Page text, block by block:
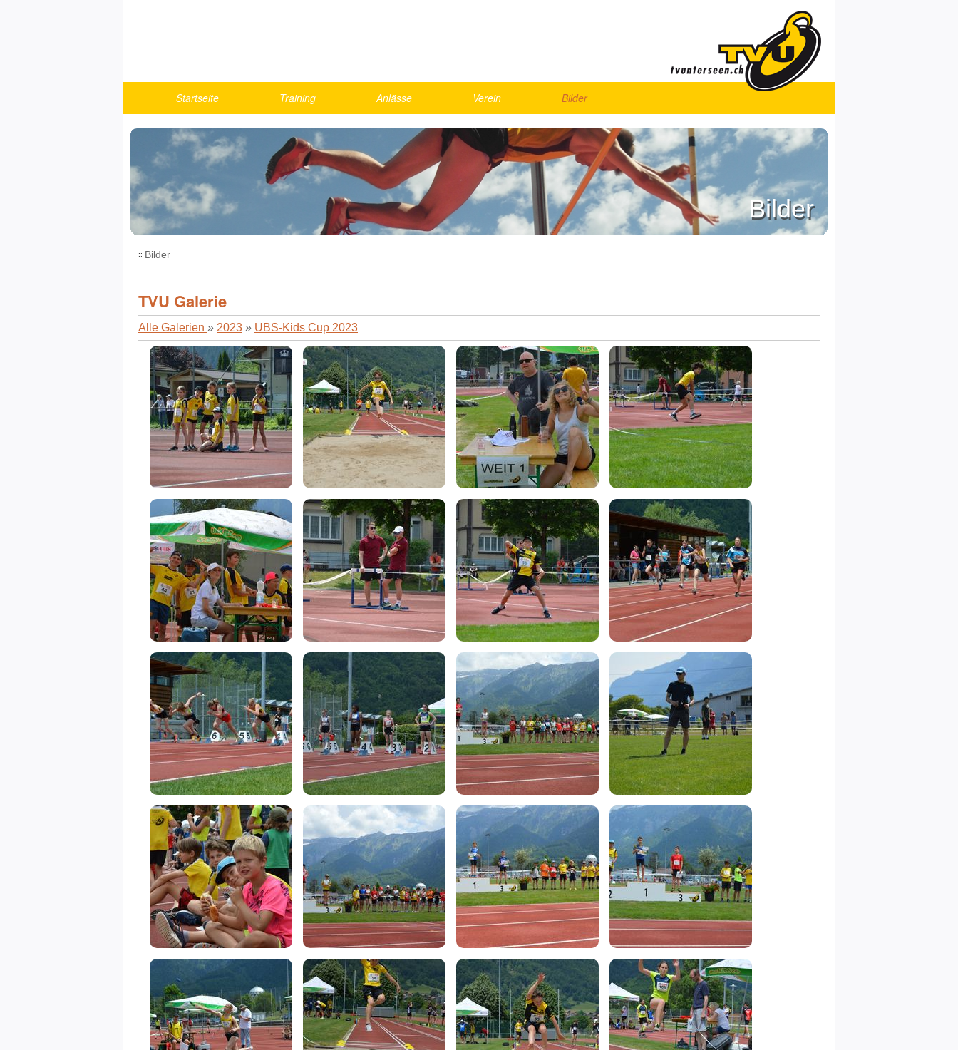
Startseite
Berichte
Training
Turnen
U10
U12
U16
Anlässe
Skirennen
Schnällscht Bödeler
Die Schnällschte Oberländer
UBS Kids Cup
LMM Vorrunde
Verein
Vorstand
Agenda
Jahresmeisterschaft
Rekorde
Bestenliste, Statistik
Bilder
2026
2025
2024
2023
2022
Bilder
Bilder
TVU Galerie
Alle Galerien » 2023 » UBS-Kids Cup 2023